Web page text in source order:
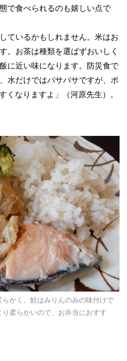
で食べられるのも嬉しい点で
ているかもしれません。米はお
。お茶は種類を選ばずおいしく
に近い味になります。防災食で
水だけではパサパサですが、ポ
くなりますよ」（河原先生）。
かく、鮭はみりんのみの味付けで
柔らかいので、お弁当におすす